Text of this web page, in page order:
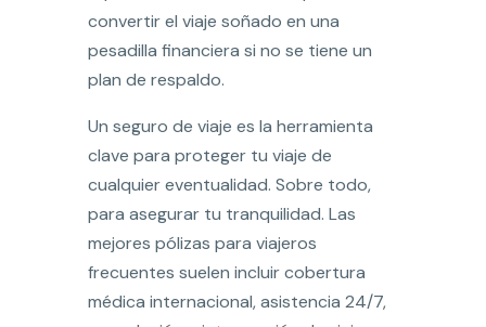
convertir el viaje soñado en una
pesadilla financiera si no se tiene un
plan de respaldo.
Un seguro de viaje es la herramienta
clave para proteger tu viaje de
cualquier eventualidad. Sobre todo,
para asegurar tu tranquilidad. Las
mejores pólizas para viajeros
frecuentes suelen incluir cobertura
médica internacional, asistencia 24/7,